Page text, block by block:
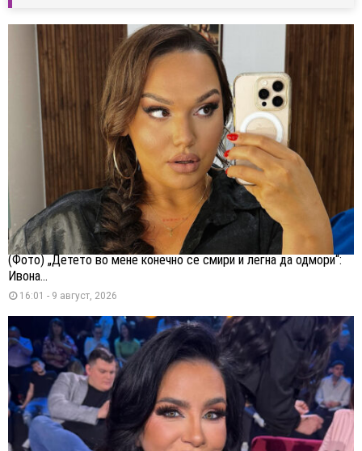
(Фото) „Детето во мене конечно се смири и легна да одмори“:
Ивона...
16:01 - 9 август, 2026